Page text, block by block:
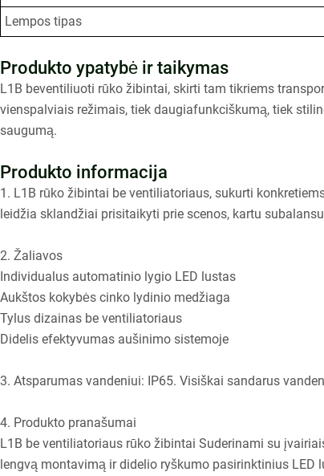
Lempos tipas
Produkto ypatybė ir taikymas
L1B beventiliuoti rūko žibintai, skirti tam tikriems
vienspalviais režimais, tiek daugiafunkciškumą, tiek
saugumą.
Produkto informacija
1. L1B rūko žibintai be ventiliatoriaus, sukurti
leidžia sklandžiai prisitaikyti prie scenos, kartu
2. Žaliavos
Individualus automatinio lygio LED lustas
Aukštos kokybės cinko lydinio medžiaga
Tylus dizainas be ventiliatoriaus
Didelis efektyvumas aušinimo sistemoje
3. Atsparumas vandeniui: IP65. Visiškai sandarus
4. Produkto pranašumai
L1B be ventiliatoriaus rūko žibintai Suderinami su
lengvą montavimą ir didelio ryškumo pasirinktinius